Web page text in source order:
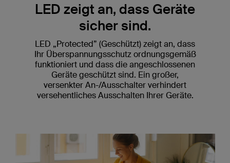
LED zeigt an, dass Geräte
sicher sind.
LED „Protected” (Geschützt) zeigt an, dass
Ihr Überspannungsschutz ordnungsgemäß
funktioniert und dass die angeschlossenen
Geräte geschützt sind. Ein großer,
versenkter An-/Ausschalter verhindert
versehentliches Ausschalten Ihrer Geräte.